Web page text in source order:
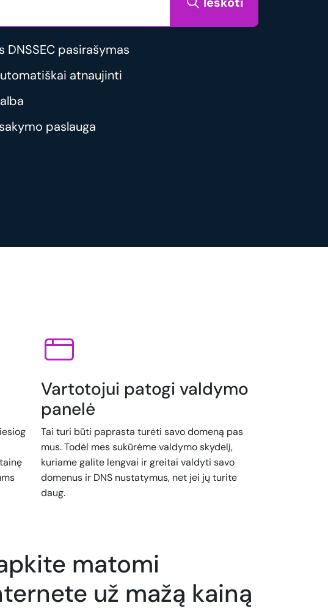
DNSSEC pasirašymas
atnaujinti
paslauga
Vartotojui patogi valdymo
panelė
Tai turi būti paprasta turėti savo domeną pas
mus. Todėl mes sukūrėme valdymo skydelį,
kuriame galite lengvai ir greitai valdyti savo
domenus ir DNS nustatymus, net jei jų turite
daug.
matomi
už mažą kainą